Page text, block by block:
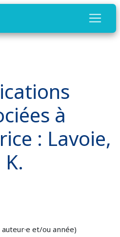
à
: Lavoie,
K.
et/ou année)